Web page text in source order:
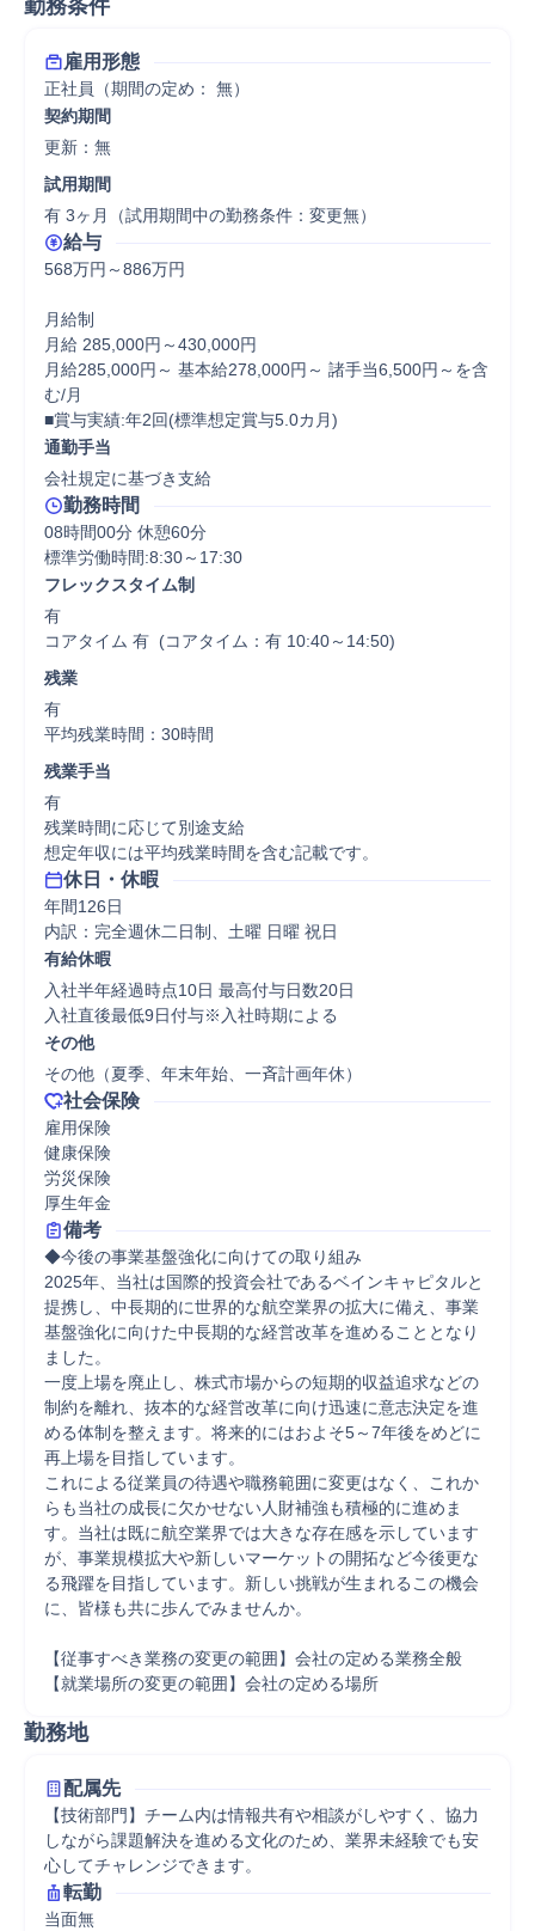
勤務条件
雇用形態
正社員（期間の定め： 無）
契約期間
更新：無
試用期間
有 3ヶ月（試用期間中の勤務条件：変更無）
給与
568万円～886万円
月給制
月給 285,000円～430,000円
月給285,000円～ 基本給278,000円～ 諸手当6,500円～を含
む/月
■賞与実績:年2回(標準想定賞与5.0カ月)
通勤手当
会社規定に基づき支給
勤務時間
08時間00分 休憩60分
標準労働時間:8:30～17:30
フレックスタイム制
有
コアタイム 有  (コアタイム：有 10:40～14:50)
残業
有
平均残業時間：30時間
残業手当
有
残業時間に応じて別途支給
想定年収には平均残業時間を含む記載です。
休日・休暇
年間126日
内訳：完全週休二日制、土曜 日曜 祝日
有給休暇
入社半年経過時点10日 最高付与日数20日
入社直後最低9日付与※入社時期による
その他
その他（夏季、年末年始、一斉計画年休）
社会保険
雇用保険
健康保険
労災保険
厚生年金
備考
◆今後の事業基盤強化に向けての取り組み
2025年、当社は国際的投資会社であるベインキャピタルと
提携し、中長期的に世界的な航空業界の拡大に備え、事業
基盤強化に向けた中長期的な経営改革を進めることとなり
ました。
一度上場を廃止し、株式市場からの短期的収益追求などの
制約を離れ、抜本的な経営改革に向け迅速に意志決定を進
める体制を整えます。将来的にはおよそ5～7年後をめどに
再上場を目指しています。
これによる従業員の待遇や職務範囲に変更はなく、これか
らも当社の成長に欠かせない人財補強も積極的に進めま
す。当社は既に航空業界では大きな存在感を示しています
が、事業規模拡大や新しいマーケットの開拓など今後更な
る飛躍を目指しています。新しい挑戦が生まれるこの機会
に、皆様も共に歩んでみませんか。
【従事すべき業務の変更の範囲】会社の定める業務全般
【就業場所の変更の範囲】会社の定める場所
勤務地
配属先
【技術部門】チーム内は情報共有や相談がしやすく、協力
しながら課題解決を進める文化のため、業界未経験でも安
心してチャレンジできます。
転勤
当面無